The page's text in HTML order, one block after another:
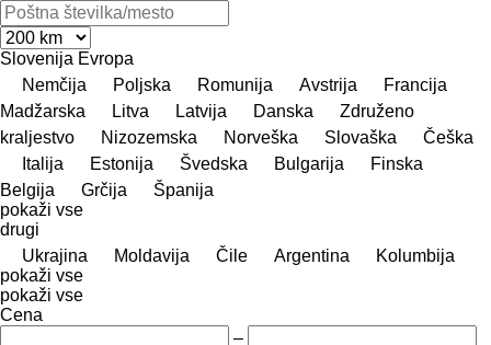
Slovenija Evropa
Nemčija
Poljska Romunija Avstrija
Francija
Madžarska
Litva Latvija Danska
Združeno
kraljestvo
Nizozemska Norveška Slovaška
Češka
Italija
Estonija Švedska Bulgarija
Finska
Belgija
Grčija
Španija
pokaži vse
drugi
Ukrajina
Moldavija Čile Argentina
Kolumbija
pokaži vse
pokaži vse
Cena
–